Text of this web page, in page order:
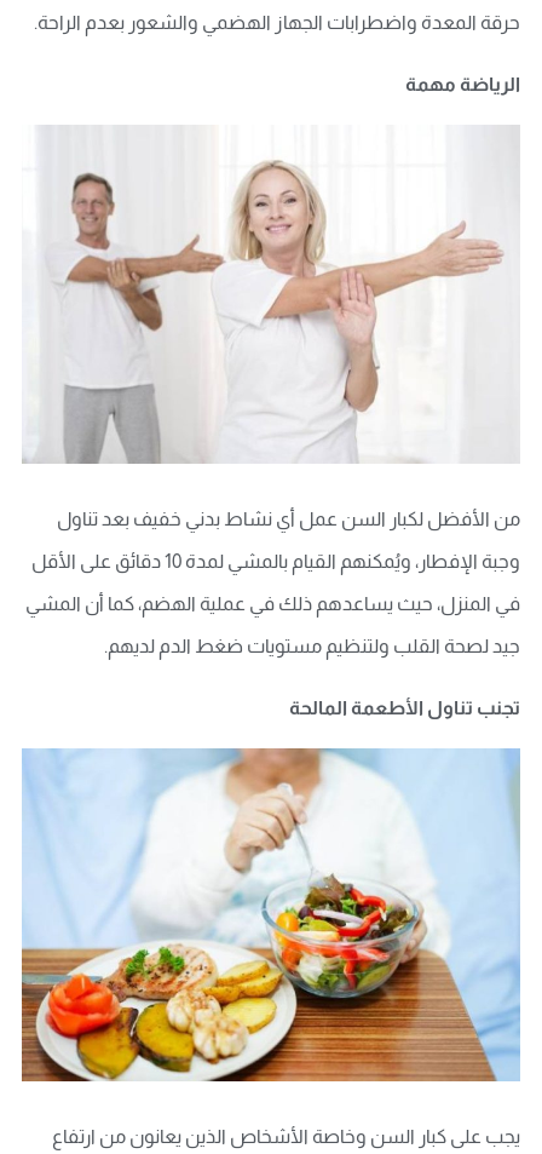
حرقة المعدة واضطرابات الجهاز الهضمي والشعور بعدم الراحة.
الرياضة مهمة
من الأفضل لكبار السن عمل أي نشاط بدني خفيف بعد تناول
وجبة الإفطار، ويُمكنهم القيام بالمشي لمدة 10 دقائق على الأقل
في المنزل، حيث يساعدهم ذلك في عملية الهضم، كما أن المشي
جيد لصحة القلب ولتنظيم مستويات ضغط الدم لديهم.
تجنب تناول الأطعمة المالحة
يجب على كبار السن وخاصة الأشخاص الذين يعانون من ارتفاع